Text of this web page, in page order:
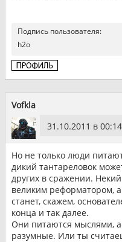
Подпись пользователя:
h2o
Vofkla
31.10.2011 в
Но не только люди
дикий тантареловок
других в сражении.
великим реформатором,
станет, скажем,
конца и так далее.
Они питаются мыслями,
разумные. Или ты